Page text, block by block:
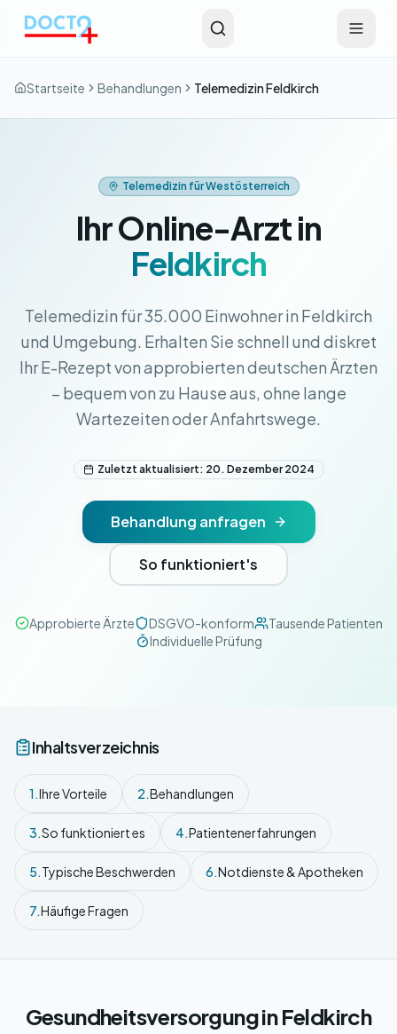
Startseite Behandlungen Telemedizin Feldkirch
Telemedizin für Westösterreich
Ihr Online-Arzt in
Feldkirch
Telemedizin für 35.000 Einwohner in Feldkirch
und Umgebung. Erhalten Sie schnell und diskret
Ihr E-Rezept von approbierten deutschen Ärzten
– bequem von zu Hause aus, ohne lange
Wartezeiten oder Anfahrtswege.
Zuletzt aktualisiert: 20. Dezember 2024
Behandlung anfragen
So funktioniert's
Approbierte Ärzte DSGVO-konform
Tausende Patienten
Individuelle Prüfung
Inhaltsverzeichnis
1.Ihre Vorteile 2.Behandlungen
3.So funktioniert es 4.Patientenerfahrungen
5.Typische Beschwerden 6.Notdienste & Apotheken
7.Häufige Fragen
Gesundheitsversorgung in Feldkirch